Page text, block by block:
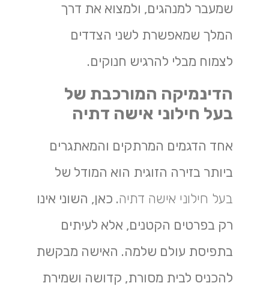
שמעבר למנהגים, ולמצוא את דרך
המלך שמאפשרת לשני הצדדים
לצמוח מבלי להרגיש חנוקים.
הדינמיקה המורכבת של
בעל חילוני אישה דתיה
אחד הדגמים המרתקים והמאתגרים
ביותר בזירה הזוגית הוא המודל של
בעל חילוני אישה דתיה. כאן, השוני אינו
רק בפרטים הקטנים, אלא לעיתים
בתפיסת עולם שלמה. האישה מבקשת
להכניס לבית מסורת, קדושה ושמירת